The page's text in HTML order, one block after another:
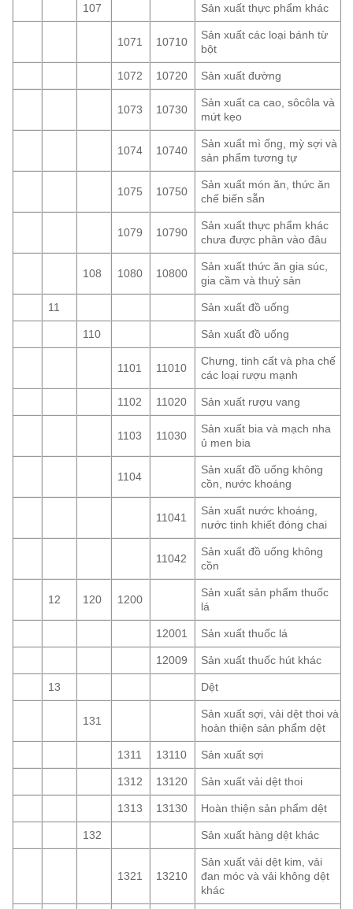
107 Sản xuất thực phẩm khác
1071 10710
Sản xuất các loại bánh từ
bột
1072 10720 Sản xuất đường
1073 10730
Sản xuất ca cao, sôcôla và
mứt kẹo
1074 10740
Sản xuất mì ống, mỳ sợi và
sản phẩm tương tự
1075 10750
Sản xuất món ăn, thức ăn
chế biến sẵn
1079 10790
Sản xuất thực phẩm khác
chưa được phân vào đâu
108 1080 10800
Sản xuất thức ăn gia súc,
gia cầm và thuỷ sản
11 Sản xuất đồ uống
110 Sản xuất đồ uống
1101 11010
Chưng, tinh cất và pha chế
các loại rượu mạnh
1102 11020 Sản xuất rượu vang
1103 11030
Sản xuất bia và mạch nha
ủ men bia
1104
Sản xuất đồ uống không
cồn, nước khoáng
11041
Sản xuất nước khoáng,
nước tinh khiết đóng chai
11042
Sản xuất đồ uống không
cồn
12 120 1200
Sản xuất sản phẩm thuốc
lá
12001 Sản xuất thuốc lá
12009 Sản xuất thuốc hút khác
13 Dệt
131
Sản xuất sợi, vải dệt thoi và
hoàn thiện sản phẩm dệt
1311 13110 Sản xuất sợi
1312 13120 Sản xuất vải dệt thoi
1313 13130 Hoàn thiện sản phẩm dệt
132 Sản xuất hàng dệt khác
1321 13210
Sản xuất vải dệt kim, vải
đan móc và vải không dệt
khác